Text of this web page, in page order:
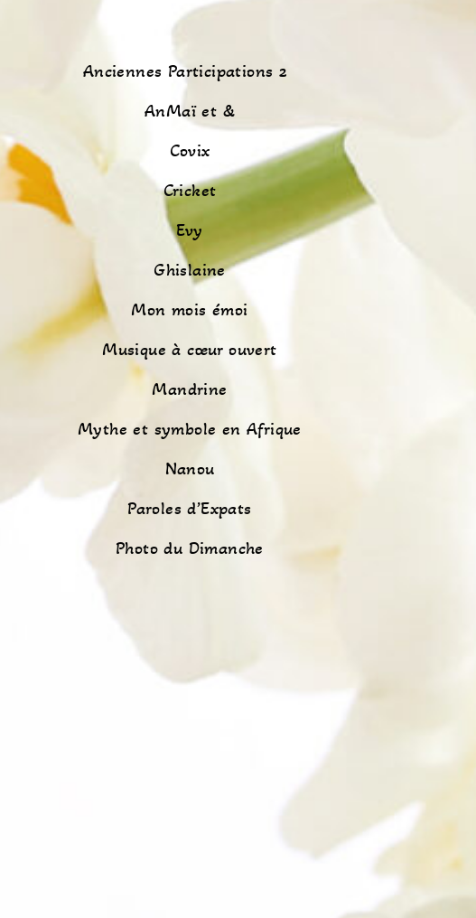
Anciennes Participations 2
AnMaï et &
Covix
Cricket
Evy
Ghislaine
Mon mois émoi
Musique à cœur ouvert
Mandrine
Mythe et symbole en Afrique
Nanou
Paroles d’Expats
Photo du Dimanche